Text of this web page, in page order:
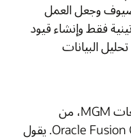
وجعل العمل
فقط وإنشاء قيود
البيانات
عملت بشكل وثيق مع منتجعات MGM، من
الاستراتيجية إلى تنفيذ Oracle Fusion Cloud ERP. يقول